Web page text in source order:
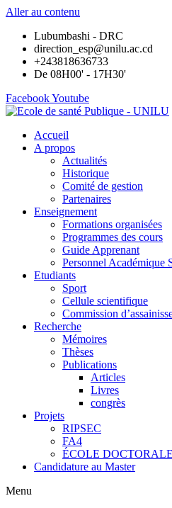
Aller au contenu
Lubumbashi - DRC
direction_esp@unilu.ac.cd
+243818636733
De 08H00' - 17H30'
FacebookYoutube
Accueil
A propos
Actualités
Historique
Comité de gestion
Partenaires
Enseignement
Formations organisées
Programmes des cours
Guide Apprenant
Personnel Académique
Etudiants
Sport
Cellule scientifique
Commission
Recherche
Mémoires
Thèses
Publications
Articles
Livres
congrès
Projets
RIPSEC
FA4
ÉCOLE DOCTORALE
Candidature au Master
Menu